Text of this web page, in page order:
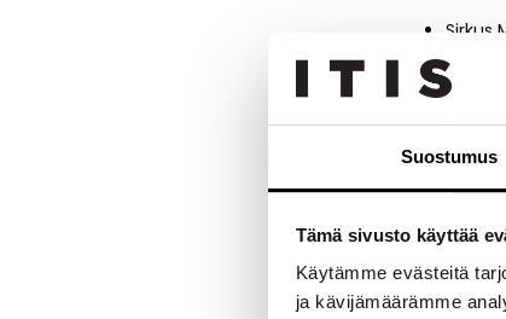
Suostumus
Tämä sivusto käyttää
Käytämme evästeitä
ja kävijämäärämme
Sirkus
Jaa